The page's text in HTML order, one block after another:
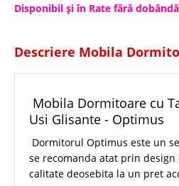
Disponibil şi în Rate fără dobândă
Descriere Mobila
Mobila Dormitoare cu
Usi Glisante - Optimus
Dormitorul Optimus este un
se recomanda atat prin
calitate deosebita la un pret